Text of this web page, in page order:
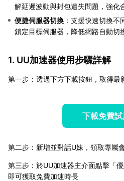
解延遲波動與封包遺失問題，強化
便捷伺服器切換 ：支援快速切換
鎖定目標伺服器，降低網路自動切
1. UU加速器使用步驟詳解
第一步：透過下方下載按鈕，取得最
下載免費
第二步：新增並對話U妹，領取專屬
第三步：於UU加速器主介面點擊「
即可獲取免費加速時長